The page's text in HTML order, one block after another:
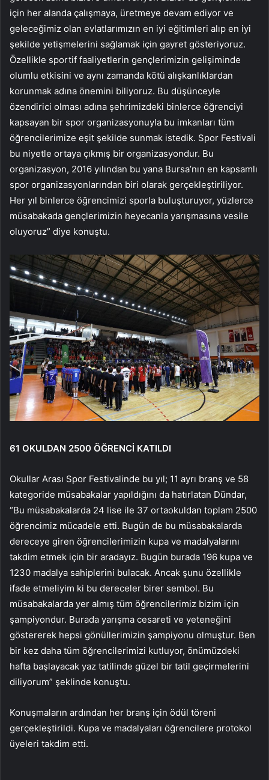
için her alanda çalışmaya, üretmeye devam ediyor ve
geleceğimiz olan evlatlarımızın en iyi eğitimleri alıp en iyi
şekilde yetişmelerini sağlamak için gayret gösteriyoruz.
Özellikle sportif faaliyetlerin gençlerimizin gelişiminde
olumlu etkisini ve aynı zamanda kötü alışkanlıklardan
korunmak adına önemini biliyoruz. Bu düşünceyle
özendirici olması adına şehrimizdeki binlerce öğrenciyi
kapsayan bir spor organizasyonuyla bu imkanları tüm
öğrencilerimize eşit şekilde sunmak istedik. Spor Festivali
bu niyetle ortaya çıkmış bir organizasyondur. Bu
organizasyon, 2016 yılından bu yana Bursa’nın en kapsamlı
spor organizasyonlarından biri olarak gerçekleştiriliyor.
Her yıl binlerce öğrencimizi sporla buluşturuyor, yüzlerce
müsabakada gençlerimizin heyecanla yarışmasına vesile
oluyoruz” diye konuştu.
61 OKULDAN 2500 ÖĞRENCİ KATILDI
Okullar Arası Spor Festivalinde bu yıl; 11 ayrı branş ve 58
kategoride müsabakalar yapıldığını da hatırlatan Dündar,
“Bu müsabakalarda 24 lise ile 37 ortaokuldan toplam 2500
öğrencimiz mücadele etti. Bugün de bu müsabakalarda
dereceye giren öğrencilerimizin kupa ve madalyalarını
takdim etmek için bir aradayız. Bugün burada 196 kupa ve
1230 madalya sahiplerini bulacak. Ancak şunu özellikle
ifade etmeliyim ki bu dereceler birer sembol. Bu
müsabakalarda yer almış tüm öğrencilerimiz bizim için
şampiyondur. Burada yarışma cesareti ve yeteneğini
göstererek hepsi gönüllerimizin şampiyonu olmuştur. Ben
bir kez daha tüm öğrencilerimizi kutluyor, önümüzdeki
hafta başlayacak yaz tatilinde güzel bir tatil geçirmelerini
diliyorum” şeklinde konuştu.
Konuşmaların ardından her branş için ödül töreni
gerçekleştirildi. Kupa ve madalyaları öğrencilere protokol
üyeleri takdim etti.